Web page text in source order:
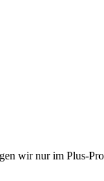
wir nur im Plus-